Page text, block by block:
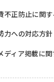
不正防止に関
力への対応方針
ディア掲載に